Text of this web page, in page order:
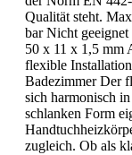
Qualität steht.
bar Nicht geeignet
50 x 11 x 1,5 mm
flexible
Badezimmer Der
sich harmonisch
schlanken Form
zugleich. Ob als